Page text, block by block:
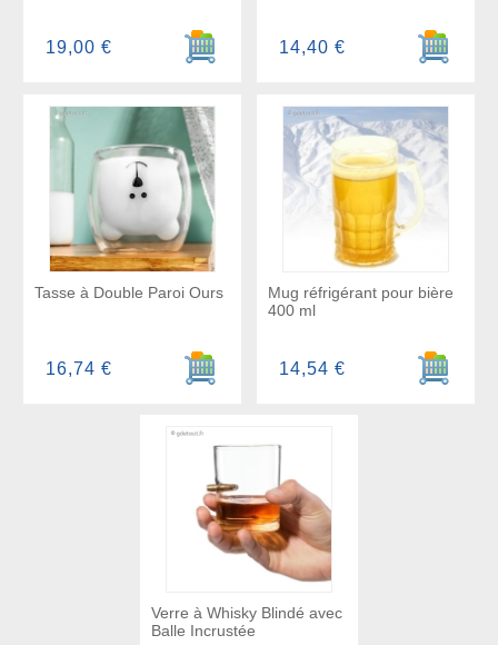
Ajouter au panier
19,00 €
Ajouter
14,40 €
Tasse à Double Paroi Ours
Ajouter au panier
16,74 €
Mug réfrigérant pour bière
400 ml
Ajouter
14,54 €
Verre à Whisky Blindé avec
Balle Incrustée